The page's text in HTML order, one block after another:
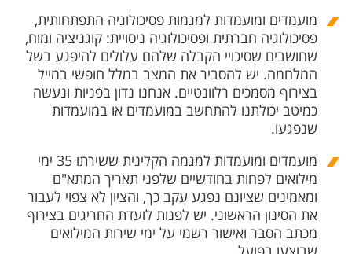
מועמדים ומועמדות למגמות פסיכולוגיה התפתחותית,
פסיכולוגיה חברתית ופסיכולוגיה ניסויית: קוגניציה ומוח,
שחושבים שסיכויי הקבלה שלהם עלולים להיפגע בשל
המלחמה. יש להסביר את המצב במלל חופשי במייל
בצירוף מסמכים רלוונטיים. אנחנו נדון בפניות ונעשה
כמיטב יכולתנו להתחשב במועמדים או במועמדות
שנפגעו.
מועמדים ומועמדות למגמה הקלינית ששירתו 35 ימי
מילואים לפחות בחודשיים שלפני תאריך המתא"ם
ומאמינים שציונם נפגע עקב כך, והציון לא צפוי לעבור
את הסינון הראשוני. יש לפנות לועדת החריגים בצירוף
מכתב הסבר ואישור רשמי על ימי שירות המילואים